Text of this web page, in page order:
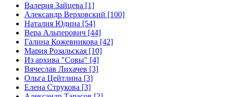
Валерия Зайцева [1]
Александр Верховский [100]
Наталия Юдина [54]
Вера Альперович [44]
Галина Кожевникова [42]
Мария Розальская [10]
Из архива "Совы" [4]
Вячеслав Лихачев [3]
Ольга Цейтлина [3]
Елена Струкова [3]